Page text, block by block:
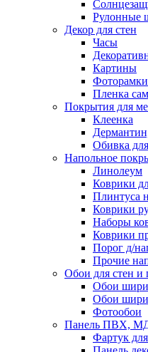
Рулонные
Декор для стен
Часы
Картины
Фоторамки
Пленка
Покрытия для
Клеенка
Обивка
Напольное
Линолеум
Коврики
Плинтуса
Коврики
Наборы
Коврики
Порог д/
Прочие
Обои для стен и
Обои
Обои
Фотообои
Панель ПВХ,
Фартук